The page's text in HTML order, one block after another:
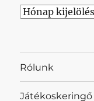
Archívum
Rólunk
Játékoskeringő